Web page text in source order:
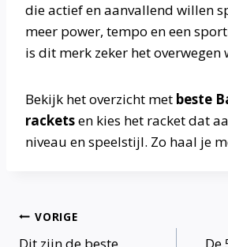
die actief en aanvallend willen
meer power, tempo en een
is dit merk zeker het overwegen
Bekijk het overzicht met beste
racketsen kies het racket dat
niveau en speelstijl. Zo haal je
Bericht
VORIGE